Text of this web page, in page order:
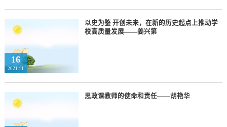
16
2021.11
以史为鉴 开创未来，在新的历史起点上推动学
校高质量发展——姜兴第
思政课教师的使命和责任——胡艳华